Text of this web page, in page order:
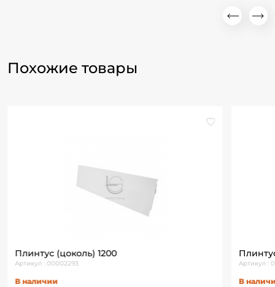
Похожие товары
Плинтус (цоколь) 1200
Артикул : 00002293
В наличии
Артикул :
В